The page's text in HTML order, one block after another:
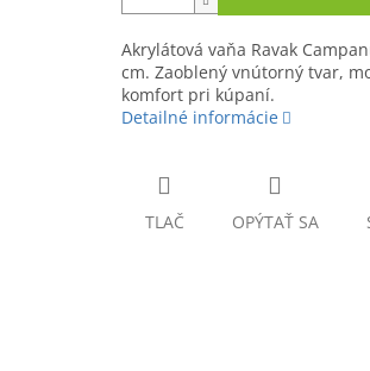
Akrylátová vaňa Ravak
cm. Zaoblený vnútorný tvar,
komfort pri kúpaní.
Detailné informácie
TLAČ OPÝTAŤ SA